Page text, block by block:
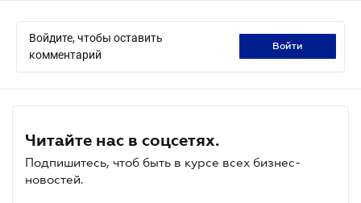
Войдите, чтобы оставить
комментарий
войти
Читайте нас в соцсетях.
Подпишитесь, чтоб быть в курсе всех бизнес-
новостей.